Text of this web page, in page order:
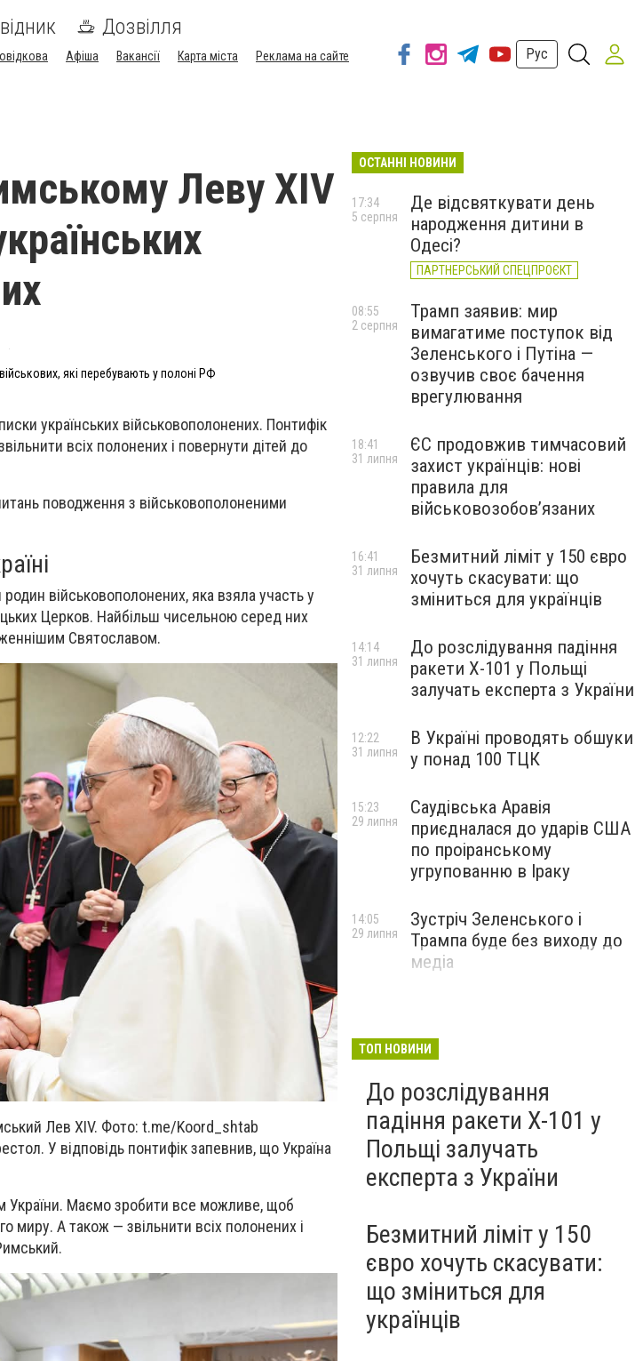
Дозвілля
Афіша Вакансії Карта міста
Реклама на сайте
Рус
Леву XIV
які перебувають у полоні РФ
українських військовополонених. Понтифік
всіх полонених і повернути дітей до
поводження з військовополоненими
військовополонених, яка взяла участь у
Церков. Найбільш чисельною серед них
Святославом.
Лев XIV. Фото: t.me/Koord_shtab
У відповідь понтифік запевнив, що Україна
Маємо зробити все можливе, щоб
миру. А також — звільнити всіх полонених і
ОСТАННІ НОВИНИ
Де відсвяткувати день
народження дитини в
Одесі?
ПАРТНЕРСЬКИЙ СПЕЦПРОЄКТ
17:34
5 серпня
Трамп заявив: мир
вимагатиме поступок від
Зеленського і Путіна —
озвучив своє бачення
врегулювання
08:55
2 серпня
ЄС продовжив тимчасовий
захист українців: нові
правила для
військовозобов’язаних
18:41
31 липня
Безмитний ліміт у 150 євро
хочуть скасувати: що
зміниться для українців
16:41
31 липня
До розслідування падіння
ракети Х-101 у Польщі
залучать експерта з України
14:14
31 липня
В Україні проводять обшуки
у понад 100 ТЦК
12:22
31 липня
Саудівська Аравія
приєдналася до ударів США
по проіранському
угрупованню в Іраку
15:23
29 липня
Зустріч Зеленського і
Трампа буде без виходу до
медіа
14:05
29 липня
ТОП НОВИНИ
До розслідування
падіння ракети Х-101 у
Польщі залучать
експерта з України
Безмитний ліміт у 150
євро хочуть скасувати:
що зміниться для
українців